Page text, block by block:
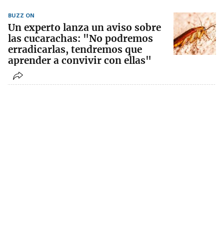
BUZZ ON
Un experto lanza un aviso sobre
las cucarachas: "No podremos
erradicarlas, tendremos que
aprender a convivir con ellas"